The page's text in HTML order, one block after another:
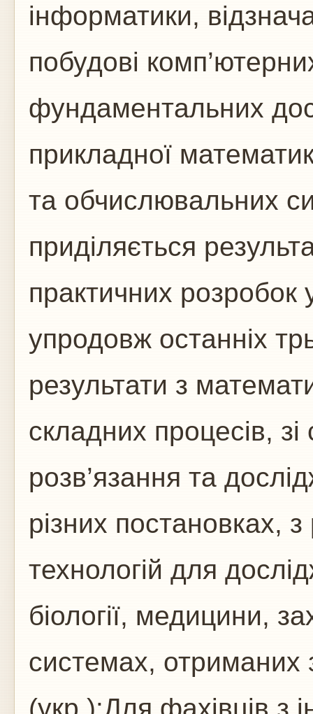
інформатики,
побудові
фундаментальних
прикладної
та обчислювальних
приділяється
практичних розробок
упродовж останніх
результати з
складних процесів,
розв’язання та
різних постановках,
технологій для
біології, медицини,
системах, отриманих